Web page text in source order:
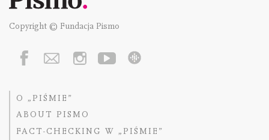
Copyright © Fundacja Pismo
O „PIŚMIE”
ABOUT PISMO
FACT-CHECKING W „PIŚMIE”